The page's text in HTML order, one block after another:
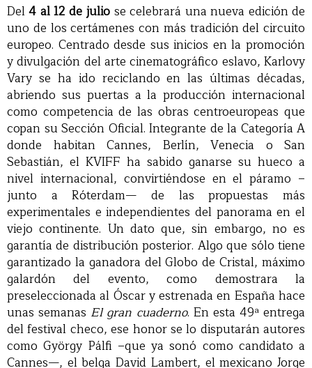
Del4 al 12 de julio se celebrará una nueva edición de
uno de los certámenes con más tradición del circuito
europeo. Centrado desde sus inicios en la promoción
y divulgación del arte cinematográfico eslavo, Karlovy
Vary se ha ido reciclando en las últimas décadas,
abriendo sus puertas a la producción internacional
como competencia de las obras centroeuropeas que
copan su Sección Oficial. Integrante de la Categoría A
donde habitan Cannes, Berlín, Venecia o San
Sebastián, el KVIFF ha sabido ganarse su hueco a
nivel internacional, convirtiéndose en el páramo –
junto a Róterdam— de las propuestas más
experimentales e independientes del panorama en el
viejo continente. Un dato que, sin embargo, no es
garantía de distribución posterior. Algo que sólo tiene
garantizado la ganadora del Globo de Cristal, máximo
galardón del evento, como demostrara la
preseleccionada al Óscar y estrenada en España hace
unas semanas El gran cuaderno. En esta 49ª entrega
del festival checo, ese honor se lo disputarán autores
como György Pálfi –que ya sonó como candidato a
Cannes—, el belga David Lambert, el mexicano Jorge